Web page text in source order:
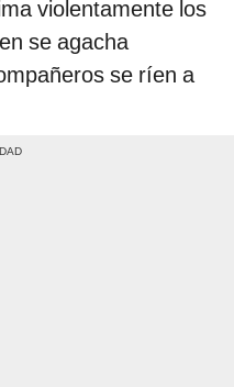
violentamente los
se agacha
se ríen a